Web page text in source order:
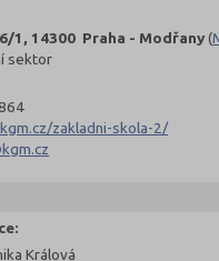
1, 14300 Praha - Modřany(
sektor
zakladni-skola-2/
Králová